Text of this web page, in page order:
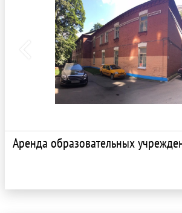
Аренда образовательных